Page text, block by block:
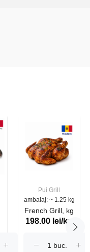
Pui Grill
ambalaj: ~ 1.25 kg
French Grill, kg
198.00 lei/kg